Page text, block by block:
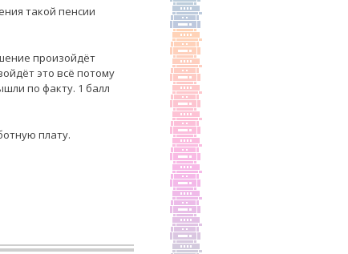
такой пенсии
произойдёт
это всё потому
по факту. 1 балл
плату.